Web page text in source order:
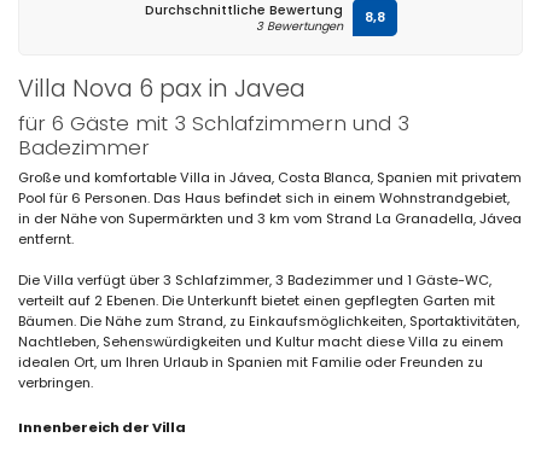
Villa Nova 6 pax in Javea
für 6 Gäste mit 3 Schlafzimmern und 3
Badezimmer
Große und komfortable Villa in Jávea, Costa Blanca, Spanien mit privatem
Pool für 6 Personen. Das Haus befindet sich in einem Wohnstrandgebiet,
in der Nähe von Supermärkten und 3 km vom Strand La Granadella, Jávea
entfernt.
Die Villa verfügt über 3 Schlafzimmer, 3 Badezimmer und 1 Gäste-WC,
verteilt auf 2 Ebenen. Die Unterkunft bietet einen gepflegten Garten mit
Bäumen. Die Nähe zum Strand, zu Einkaufsmöglichkeiten, Sportaktivitäten,
Nachtleben, Sehenswürdigkeiten und Kultur macht diese Villa zu einem
idealen Ort, um Ihren Urlaub in Spanien mit Familie oder Freunden zu
verbringen.
Innenbereich der Villa
Durchschnittliche Bewertung
3 Bewertungen 8,8